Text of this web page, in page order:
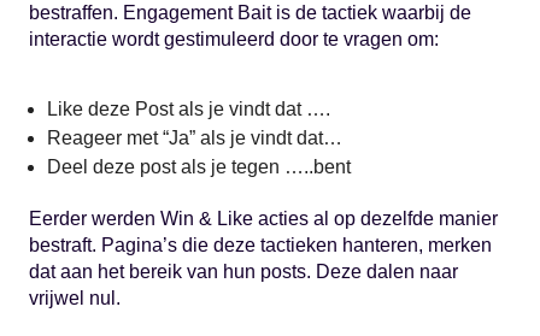
bestraffen. Engagement Bait is de tactiek waarbij de
interactie wordt gestimuleerd door te vragen om:
Like deze Post als je vindt dat ….
Reageer met “Ja” als je vindt dat…
Deel deze post als je tegen …..bent
Eerder werden Win & Like acties al op dezelfde manier
bestraft. Pagina’s die deze tactieken hanteren, merken
dat aan het bereik van hun posts. Deze dalen naar
vrijwel nul.